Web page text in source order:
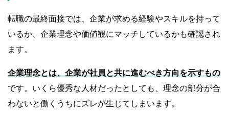
転職の最終面接では、企業が求める経験やスキルを持って
いるか、企業理念や価値観にマッチしているかも確認され
ます。
企業理念とは、企業が社員と共に進むべき方向を示すもの
です。いくら優秀な人材だったとしても、理念の部分が合
わないと働くうちにズレが生じてしまいます。